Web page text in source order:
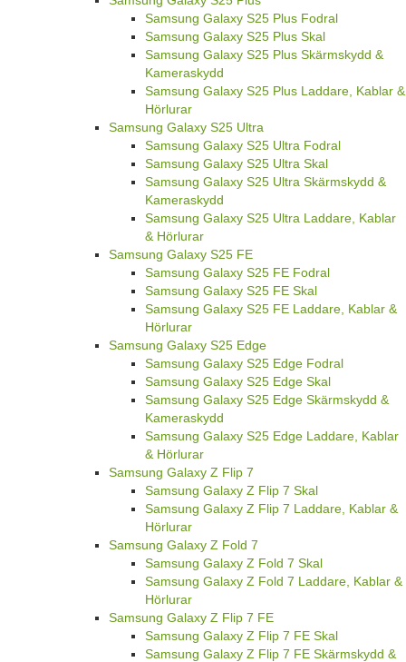
Samsung Galaxy S25 Plus Fodral
Samsung Galaxy S25 Plus Skal
Samsung Galaxy S25 Plus Skärmskydd &
Kameraskydd
Samsung Galaxy S25 Plus Laddare, Kablar &
Hörlurar
Samsung Galaxy S25 Ultra
Samsung Galaxy S25 Ultra Fodral
Samsung Galaxy S25 Ultra Skal
Samsung Galaxy S25 Ultra Skärmskydd &
Kameraskydd
Samsung Galaxy S25 Ultra Laddare, Kablar
& Hörlurar
Samsung Galaxy S25 FE
Samsung Galaxy S25 FE Fodral
Samsung Galaxy S25 FE Skal
Samsung Galaxy S25 FE Laddare, Kablar &
Hörlurar
Samsung Galaxy S25 Edge
Samsung Galaxy S25 Edge Fodral
Samsung Galaxy S25 Edge Skal
Samsung Galaxy S25 Edge Skärmskydd &
Kameraskydd
Samsung Galaxy S25 Edge Laddare, Kablar
& Hörlurar
Samsung Galaxy Z Flip 7
Samsung Galaxy Z Flip 7 Skal
Samsung Galaxy Z Flip 7 Laddare, Kablar &
Hörlurar
Samsung Galaxy Z Fold 7
Samsung Galaxy Z Fold 7 Skal
Samsung Galaxy Z Fold 7 Laddare, Kablar &
Hörlurar
Samsung Galaxy Z Flip 7 FE
Samsung Galaxy Z Flip 7 FE Skal
Samsung Galaxy Z Flip 7 FE Skärmskydd &